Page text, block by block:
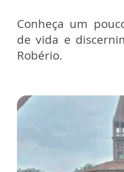
Conheça um
de vida e
Robério.